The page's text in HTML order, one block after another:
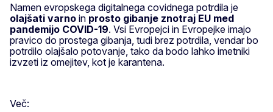
Namen evropskega digitalnega covidnega potrdila je
olajšati varno in prosto gibanje znotraj EU med
pandemijo COVID-19. Vsi Evropejci in Evropejke imajo
pravico do prostega gibanja, tudi brez potrdila, vendar bo
potrdilo olajšalo potovanje, tako da bodo lahko imetniki
izvzeti iz omejitev, kot je karantena.
Več: